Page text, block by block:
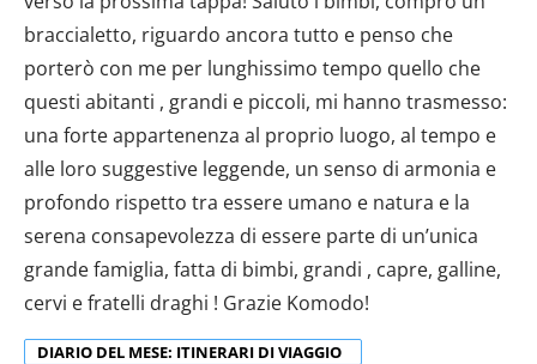
braccialetto, riguardo ancora tutto e penso che
porterò con me per lunghissimo tempo quello che
questi abitanti , grandi e piccoli, mi hanno trasmesso:
una forte appartenenza al proprio luogo, al tempo e
alle loro suggestive leggende, un senso di armonia e
profondo rispetto tra essere umano e natura e la
serena consapevolezza di essere parte di un’unica
grande famiglia, fatta di bimbi, grandi , capre, galline,
cervi e fratelli draghi ! Grazie Komodo!
DIARIO DEL MESE: ITINERARI DI VIAGGIO